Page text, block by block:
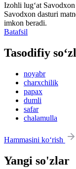
Izohli lugʻat Savodxon
Savodxon dasturi
imkon beradi.
Batafsil
Tasodifiy
noyabr
charxchilik
papax
dumli
safar
chalamulla
Hammasini ko‘rish
Yangi so'zlar